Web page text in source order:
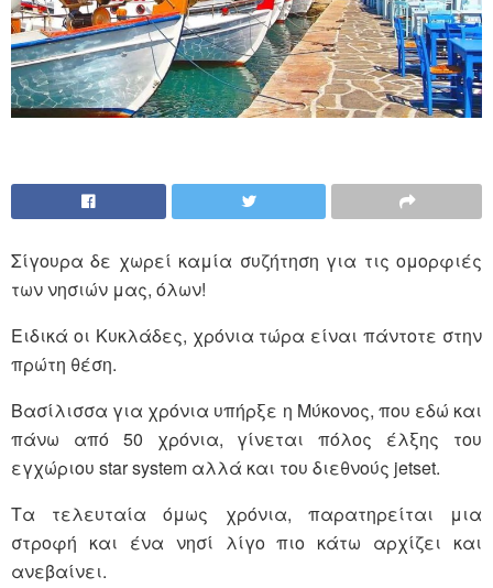
Σίγουρα δε χωρεί καμία συζήτηση για τις ομορφιές
των νησιών μας, όλων!
Ειδικά οι Κυκλάδες, χρόνια τώρα είναι πάντοτε στην
πρώτη θέση.
Βασίλισσα για χρόνια υπήρξε η Μύκονος, που εδώ και
πάνω από 50 χρόνια, γίνεται πόλος έλξης του
εγχώριου star system αλλά και του διεθνούς jetset.
Τα τελευταία όμως χρόνια, παρατηρείται μια
στροφή και ένα νησί λίγο πιο κάτω αρχίζει και
ανεβαίνει.